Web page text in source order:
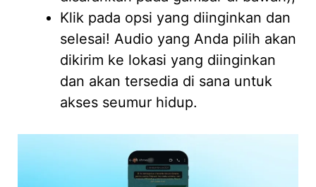
Klik pada opsi yang diinginkan dan
selesai! Audio yang Anda pilih akan
dikirim ke lokasi yang diinginkan
dan akan tersedia di sana untuk
akses seumur hidup.